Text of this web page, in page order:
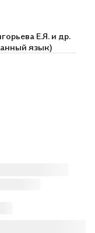
Е.Я. и др.
язык)